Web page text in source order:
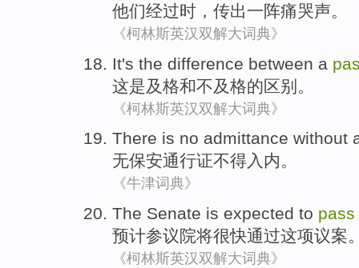
他们经过时，传出一阵痛哭声。
《柯林斯英汉双解大词典》
It's the difference between a
这是及格和不及格的区别 。
《柯林斯英汉双解大词典》
There is no admittance without
无保安通行证不得入内。
《牛津词典》
The Senate is expected to pass
预计参议院将很快通过这项议案
《柯林斯英汉双解大词典》